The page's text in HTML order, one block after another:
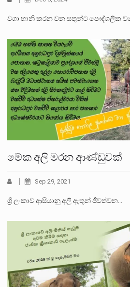
වගා හානි කරන වන සතුන්ට පෞද්ගලික
මේක අලි මරන ආණ්ඩුවක්
Sep 29, 2021
ශ්‍රී ලංකාව ආසියානු අලි ඇතුන් ජීවත්වන…